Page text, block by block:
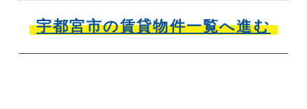
宇都宮市の賃貸物件一覧へ進む